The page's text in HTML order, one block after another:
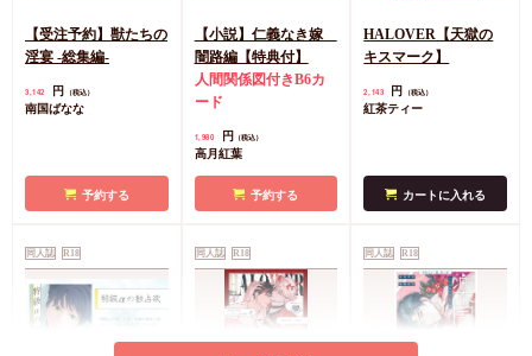
【受注予約】獣たちの
淫宴 -総集編-
3,142 円 （税込）
南国ばなな
予約する
【小説】仁義なき嫁
闇路編【特典付】
人間関係図付きB6カ
ード
1,980 円 （税込）
高月紅葉
予約する
HALOVER【天獄の
キスマーク】
2,143 円 （税込）
紅茶ティー
カートに入れる
同人誌 R18 同人誌 R18 同人誌 R18